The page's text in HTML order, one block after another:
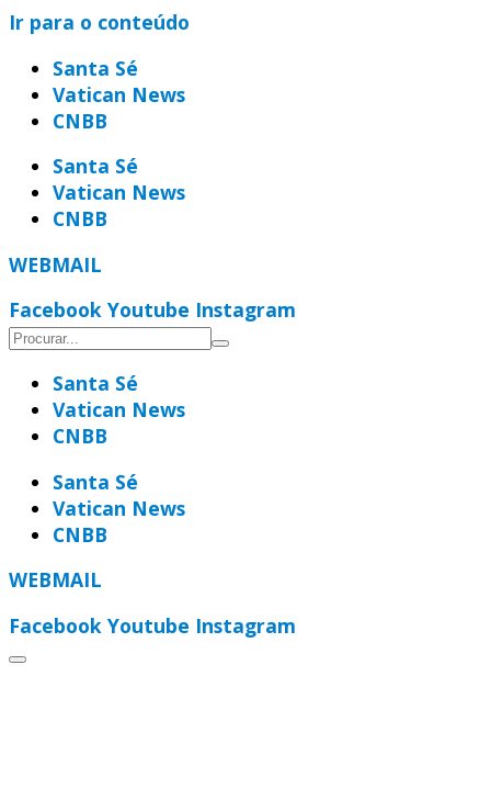
Ir para o conteúdo
Santa Sé
Vatican News
CNBB
Santa Sé
Vatican News
CNBB
WEBMAIL
Facebook Youtube Instagram
Santa Sé
Vatican News
CNBB
Santa Sé
Vatican News
CNBB
WEBMAIL
Facebook Youtube Instagram